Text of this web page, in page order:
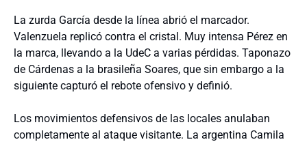
La zurda García desde la línea abrió el marcador.
Valenzuela replicó contra el cristal. Muy intensa Pérez en
la marca, llevando a la UdeC a varias pérdidas. Taponazo
de Cárdenas a la brasileña Soares, que sin embargo a la
siguiente capturó el rebote ofensivo y definió.
Los movimientos defensivos de las locales anulaban
completamente al ataque visitante. La argentina Camila